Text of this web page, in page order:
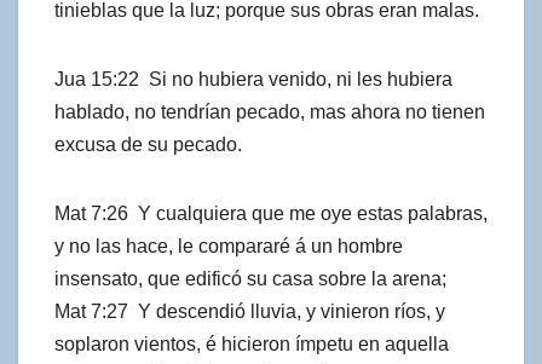
tinieblas que la luz; porque sus obras eran malas.
Jua 15:22 Si no hubiera venido, ni les hubiera
hablado, no tendrían pecado, mas ahora no tienen
excusa de su pecado.
Mat 7:26 Y cualquiera que me oye estas palabras,
y no las hace, le compararé á un hombre
insensato, que edificó su casa sobre la arena;
Mat 7:27 Y descendió lluvia, y vinieron ríos, y
soplaron vientos, é hicieron ímpetu en aquella